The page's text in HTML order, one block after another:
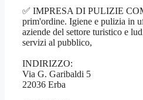
✅ IMPRESA DI PULIZIE
prim'ordine. Igiene e pulizia in
aziende del settore turistico e
servizi al pubblico,
INDIRIZZO:
Via G. Garibaldi 5
22036 Erba